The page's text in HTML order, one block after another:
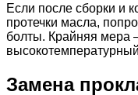
Если после сборки и
протечки масла,
болты. Крайняя мера
Замена